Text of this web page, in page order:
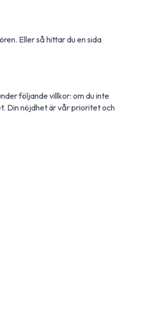
Eller så hittar du en sida
följande villkor: om du inte
Din nöjdhet är vår prioritet och